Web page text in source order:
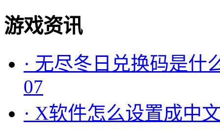
游戏资讯
· 无尽冬日兑换码是什
07
· X软件怎么设置成中